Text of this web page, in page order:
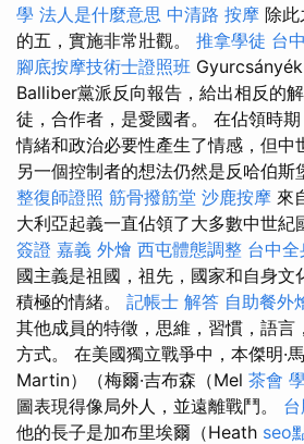
學 法人是什麼意思 中清路 按摩 除
的五，實施非常壯觀。 推拿學徒 台
腳底按摩技術士證照班
Balliber黨派反向報告，給出相反的
徒，合作者，是愛國者。 在佔領時
情緒和政治必要性產生了情感，但中
另一個控制者的想法仍然是反哈伯斯
整復師證照 筋骨撥筋堂 沙鹿按摩 來
大利亞起義一直佔領了大多數中世紀
簽證 嘉義 外燴 西屯體態調整 台中
國主義是祖國，祖先，國家和自身文
積極的情緒。 記帳士 解答 自助餐外
其他成員的特徵，思維，習慣，語言
方式。 在美國獨立戰爭中，本傑明·
Martin）（梅爾·吉布森（Mel 茶會
圖表現得像局外人，並遠離戰鬥。
他的長子是加布里埃爾（Heath seo